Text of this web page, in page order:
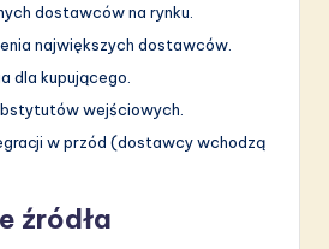
dostawców na rynku.
największych dostawców.
dla kupującego.
wejściowych.
w przód (dostawcy wchodzą
źródła